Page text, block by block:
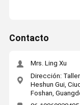
Contacto
Mrs. Ling Xu
Dirección: Taller
Heshun Gui,
Foshan,